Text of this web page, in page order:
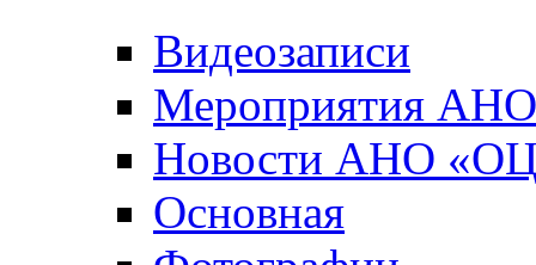
Видеозаписи
Мероприятия
Новости АНО
Основная